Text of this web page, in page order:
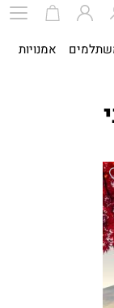
אמנויות